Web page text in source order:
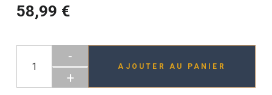
58,99 €
-
+
AJOUTER AU PANIER